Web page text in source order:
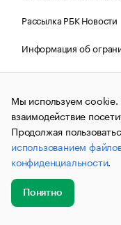
Рассылка РБК Новости
Информация об
Правовая информация
© АО
и материалы
(зарегистрировано
связи,
коммуникаций
№ФС77-63848)
публикации могут
не предназначенную
до 18 лет.
Мы используем cookie.
взаимодействие
Продолжая
использованием
конфиденциальности.
Понятно